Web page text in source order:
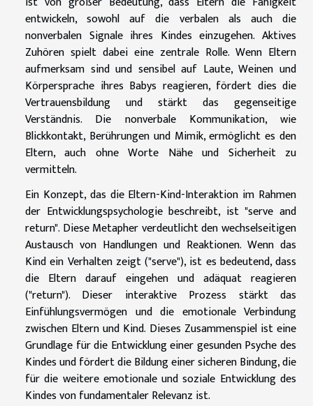
entwickeln, sowohl auf die verbalen als auch die
nonverbalen Signale ihres Kindes einzugehen. Aktives
Zuhören spielt dabei eine zentrale Rolle. Wenn Eltern
aufmerksam sind und sensibel auf Laute, Weinen und
Körpersprache ihres Babys reagieren, fördert dies die
Vertrauensbildung und stärkt das gegenseitige
Verständnis. Die nonverbale Kommunikation, wie
Blickkontakt, Berührungen und Mimik, ermöglicht es den
Eltern, auch ohne Worte Nähe und Sicherheit zu
vermitteln.
Ein Konzept, das die Eltern-Kind-Interaktion im Rahmen
der Entwicklungspsychologie beschreibt, ist "serve and
return". Diese Metapher verdeutlicht den wechselseitigen
Austausch von Handlungen und Reaktionen. Wenn das
Kind ein Verhalten zeigt ("serve"), ist es bedeutend, dass
die Eltern darauf eingehen und adäquat reagieren
("return"). Dieser interaktive Prozess stärkt das
Einfühlungsvermögen und die emotionale Verbindung
zwischen Eltern und Kind. Dieses Zusammenspiel ist eine
Grundlage für die Entwicklung einer gesunden Psyche des
Kindes und fördert die Bildung einer sicheren Bindung, die
für die weitere emotionale und soziale Entwicklung des
Kindes von fundamentaler Relevanz ist.